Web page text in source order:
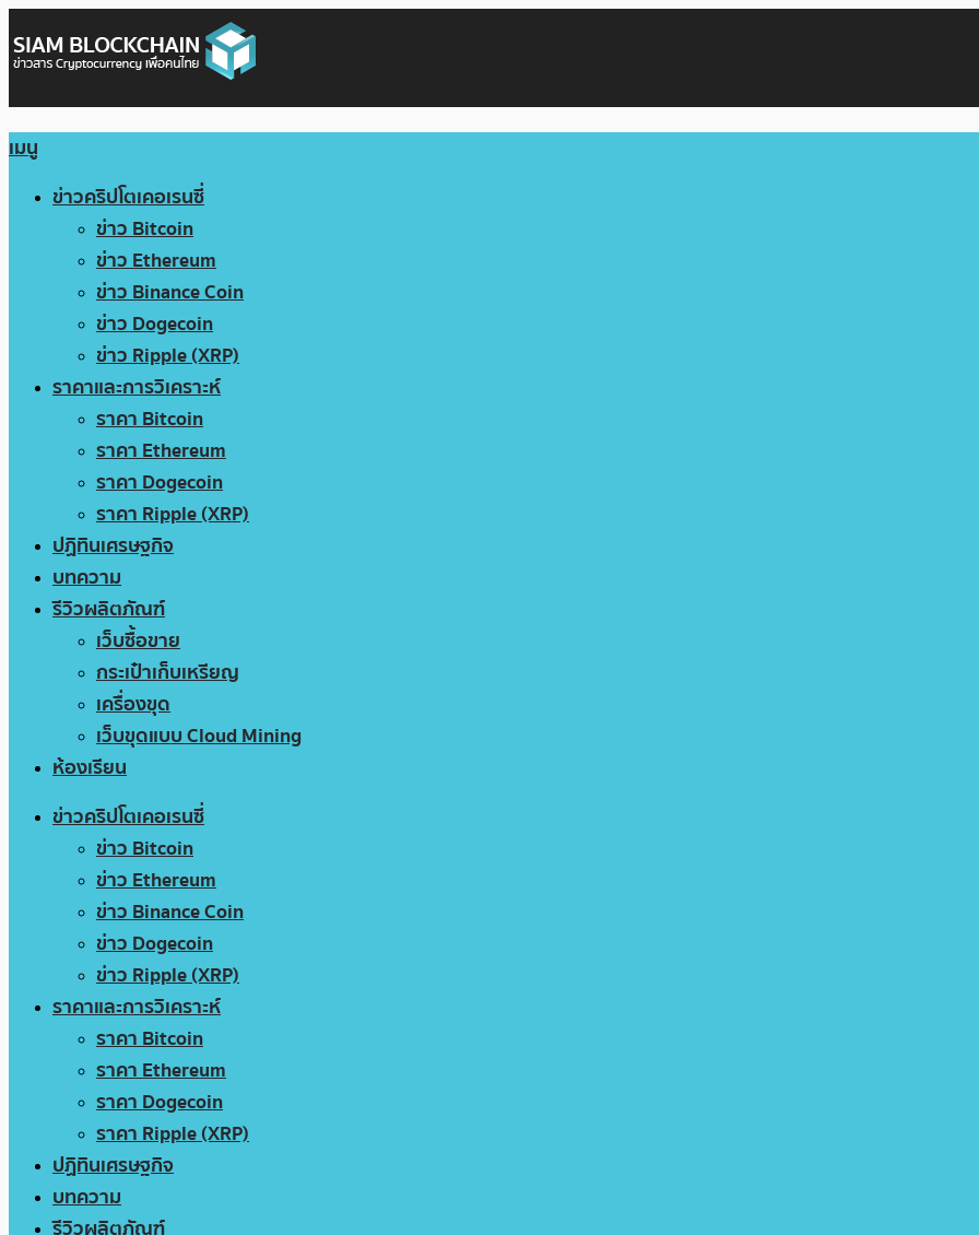
เมนู
ข่าวคริปโตเคอเรนซี่
ข่าว Bitcoin
ข่าว Ethereum
ข่าว Binance Coin
ข่าว Dogecoin
ข่าว Ripple (XRP)
ราคาและการวิเคราะห์
ราคา Bitcoin
ราคา Ethereum
ราคา Dogecoin
ราคา Ripple (XRP)
ปฏิทินเศรษฐกิจ
บทความ
รีวิวผลิตภัณฑ์
เว็บซื้อขาย
กระเป๋าเก็บเหรียญ
เครื่องขุด
เว็บขุดแบบ Cloud Mining
ห้องเรียน
ข่าวคริปโตเคอเรนซี่
ข่าว Bitcoin
ข่าว Ethereum
ข่าว Binance Coin
ข่าว Dogecoin
ข่าว Ripple (XRP)
ราคาและการวิเคราะห์
ราคา Bitcoin
ราคา Ethereum
ราคา Dogecoin
ราคา Ripple (XRP)
ปฏิทินเศรษฐกิจ
บทความ